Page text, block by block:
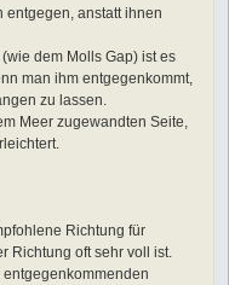
entgegen, anstatt ihnen
dem Molls Gap) ist es
man ihm entgegenkommt,
zu lassen.
Meer zugewandten Seite,
Richtung für
Richtung oft sehr voll ist.